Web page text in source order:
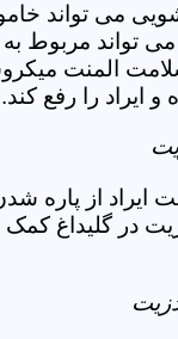
می تواند
مربوط به
المنت
ایراد را رفع کند.
از پاره شدن
در گلیداغ